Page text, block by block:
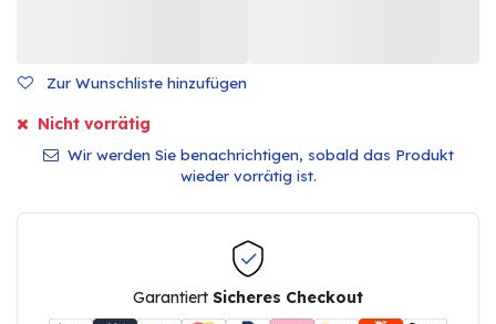
Zur Wunschliste hinzufügen
Nicht vorrätig
Wir werden Sie benachrichtigen, sobald das Produkt
wieder vorrätig ist.
Garantiert Sicheres Checkout